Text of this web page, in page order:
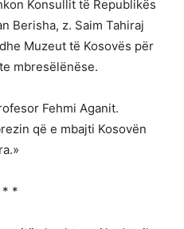
Konsullit të Republikës
Berisha, z. Saim Tahiraj
Muzeut të Kosovës për
mbresëlënëse.
Fehmi Aganit.
që e mbajti Kosovën
* *